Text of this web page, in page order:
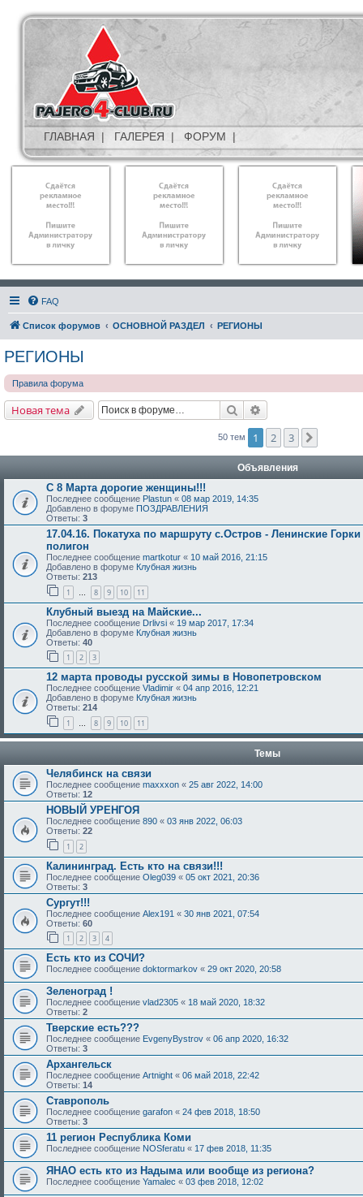
ГЛАВНАЯ | ГАЛЕРЕЯ | ФОРУМ |
FAQ
Список форумов ОСНОВНОЙ РАЗДЕЛ РЕГИОНЫ
РЕГИОНЫ
Правила форума
Новая тема Поиск
50 тем 1 2 3
Объявления
С 8 Марта дорогие женщины!!!
Последнее сообщение Plastun « 08 мар 2019, 14:35
Добавлено в форуме ПОЗДРАВЛЕНИЯ
Ответы: 3
17.04.16. Покатуха по маршруту с.Остров - Ленинские
полигон
Последнее сообщение martkotur « 10 май 2016, 21:15
Добавлено в форуме Клубная жизнь
Ответы: 213
1 … 8 9 10 11
Клубный выезд на Майские...
Последнее сообщение Drlivsi « 19 мар 2017, 17:34
Добавлено в форуме Клубная жизнь
Ответы: 40
1 2 3
12 марта проводы русской зимы в Новопетровском
Последнее сообщение Vladimir « 04 апр 2016, 12:21
Добавлено в форуме Клубная жизнь
Ответы: 214
1 … 8 9 10 11
Темы
Челябинск на связи
Последнее сообщение maxxxon « 25 авг 2022, 14:00
Ответы: 12
НОВЫЙ УРЕНГОЯ
Последнее сообщение 890 « 03 янв 2022, 06:03
Ответы: 22
1 2
Калининград. Есть кто на связи!!!
Последнее сообщение Oleg039 « 05 окт 2021, 20:36
Ответы: 3
Сургут!!!
Последнее сообщение Alex191 « 30 янв 2021, 07:54
Ответы: 60
1 2 3 4
Есть кто из СОЧИ?
Последнее сообщение doktormarkov « 29 окт 2020, 20:58
Зеленоград !
Последнее сообщение vlad2305 « 18 май 2020, 18:32
Ответы: 2
Тверские есть???
Последнее сообщение EvgenyBystrov « 06 апр 2020, 16:32
Ответы: 3
Архангельск
Последнее сообщение Artnight « 06 май 2018, 22:42
Ответы: 14
Ставрополь
Последнее сообщение garafon « 24 фев 2018, 18:50
Ответы: 3
11 регион Республика Коми
Последнее сообщение NOSferatu « 17 фев 2018, 11:35
ЯНАО есть кто из Надыма или вообще из региона?
Последнее сообщение Yamalec « 03 фев 2018, 12:02